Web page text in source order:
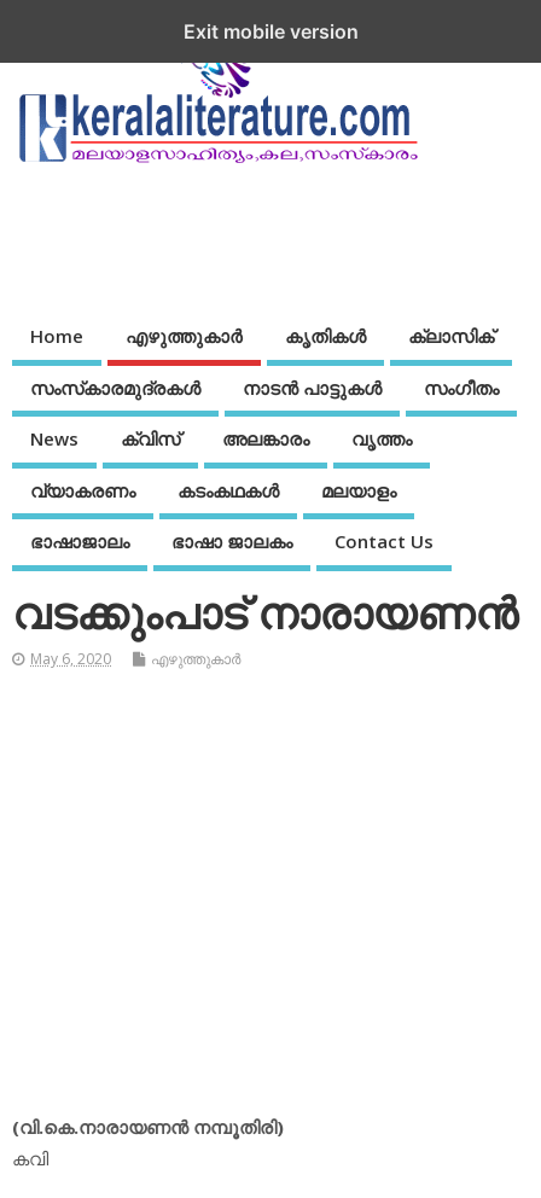
Home എഴുത്തുകാര്‍ കൃതികൾ ക്ലാസിക്
സംസ്‌കാരമുദ്രകള്‍ നാടന്‍ പാട്ടുകള്‍ സംഗീതം
News ക്വിസ് അലങ്കാരം വൃത്തം
വ്യാകരണം കടംകഥകള്‍ മലയാളം
ഭാഷാജാലം ഭാഷാ ജാലകം Contact Us
വടക്കുംപാട് നാരായണന്‍
May 6, 2020 എഴുത്തുകാര്‍
(വി.കെ.നാരായണന്‍ നമ്പൂതിരി)
കവി
Exit mobile version